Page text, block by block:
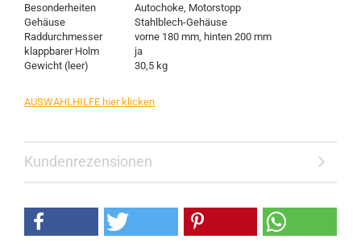
Besonderheiten
Autochoke, Motorstopp
Gehäuse
Stahlblech-Gehäuse
Raddurchmesser
vorne 180 mm, hinten 200 mm
klappbarer Holm
ja
Gewicht (leer)
30,5 kg
AUSWAHLHILFE hier klicken
Kundenrezensionen